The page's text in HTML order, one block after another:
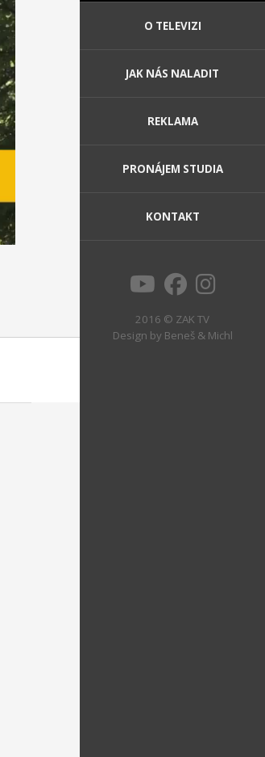
O TELEVIZI
JAK NÁS NALADIT
REKLAMA
PRONÁJEM STUDIA
KONTAKT
2016 © ZAK TV
Design by Beneš & Michl